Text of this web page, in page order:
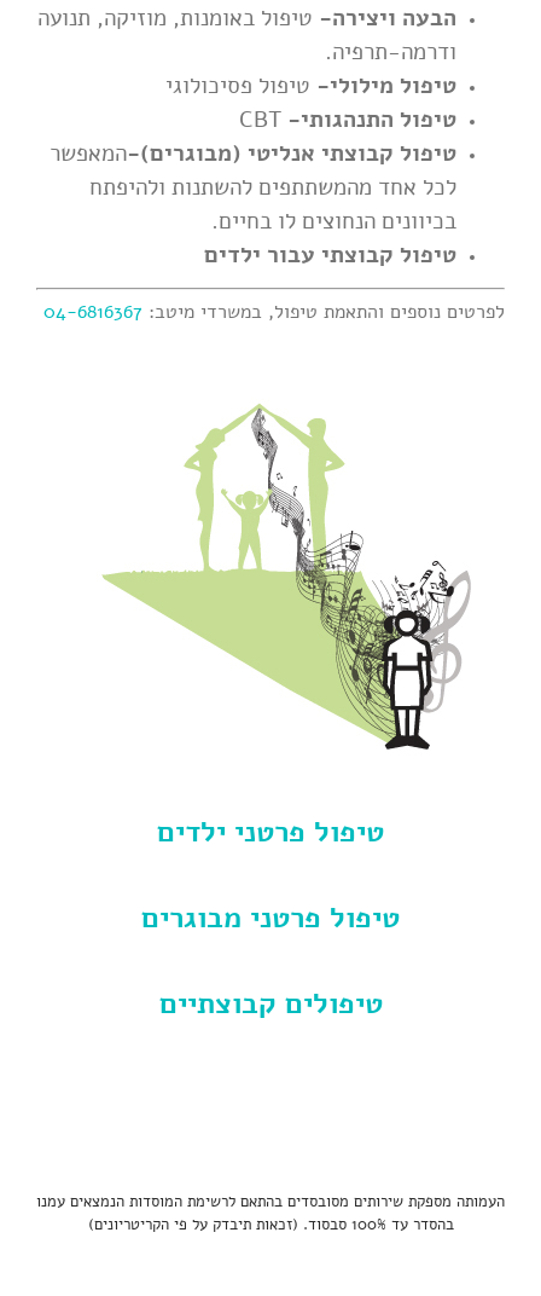
הבעה ויצירה- טיפול באומנות, מוזיקה, תנועה
ודרמה-תרפיה.
טיפול מילולי- טיפול פסיכולוגי
טיפול התנהגותי-
טיפול קבוצתי אנליטי (מבוגרים)-המאפשר
לכל אחד מהמשתתפים להשתנות ולהיפתח
בכיוונים הנחוצים לו בחיים.
טיפול קבוצתי עבור ילדים
לפרטים נוספים והתאמת טיפול, במשרדי מיטב: 04-6816367
טיפול פרטני ילדים
טיפול פרטני מבוגרים
טיפולים קבוצתיים
העמותה מספקת שירותים מסובסדים בהתאם לרשימת המוסדות הנמצאים עמנו
בהסדר עד 100% סבסוד. (זכאות תיבדק על פי הקריטריונים)